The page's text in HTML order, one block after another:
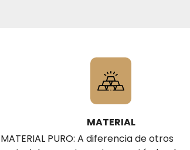
MATERIAL
MATERIAL PURO: A diferencia de otros